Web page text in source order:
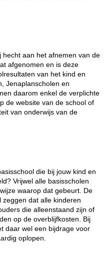
hecht aan het afnemen van de
afgenomen en is deze
van het kind en
Jenaplanscholen en
daarom enkel de verplichte
de website van de school of
van onderwijs van de
die bij jouw kind en
Vrijwel alle basisscholen
waarop dat gebeurt. De
zeggen dat alle kinderen
die alleenstaand zijn of
op de overblijfkosten. Bij
daar wel een bijdrage voor
oplopen.